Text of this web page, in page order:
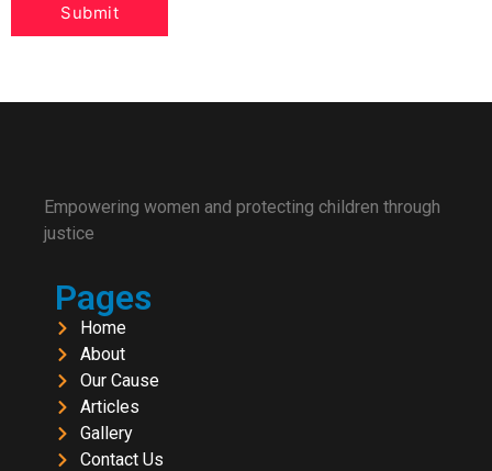
Empowering women and protecting children through
justice
Pages
Home
About
Our Cause
Articles
Gallery
Contact Us